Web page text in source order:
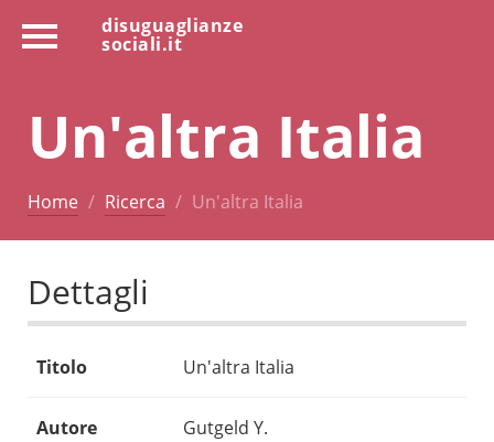
disuguaglianze
sociali.it
Un'altra Italia
Home Ricerca Un'altra Italia
Dettagli
Titolo Un'altra Italia
Autore Gutgeld Y.